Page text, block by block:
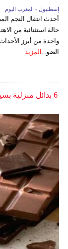
إسطنبول - المغرب اليوم
أحدث انتقال النجم
حالة استثنائية من
واحدة من أبرز
الضو...
المزيد
6 بدائل منزلية